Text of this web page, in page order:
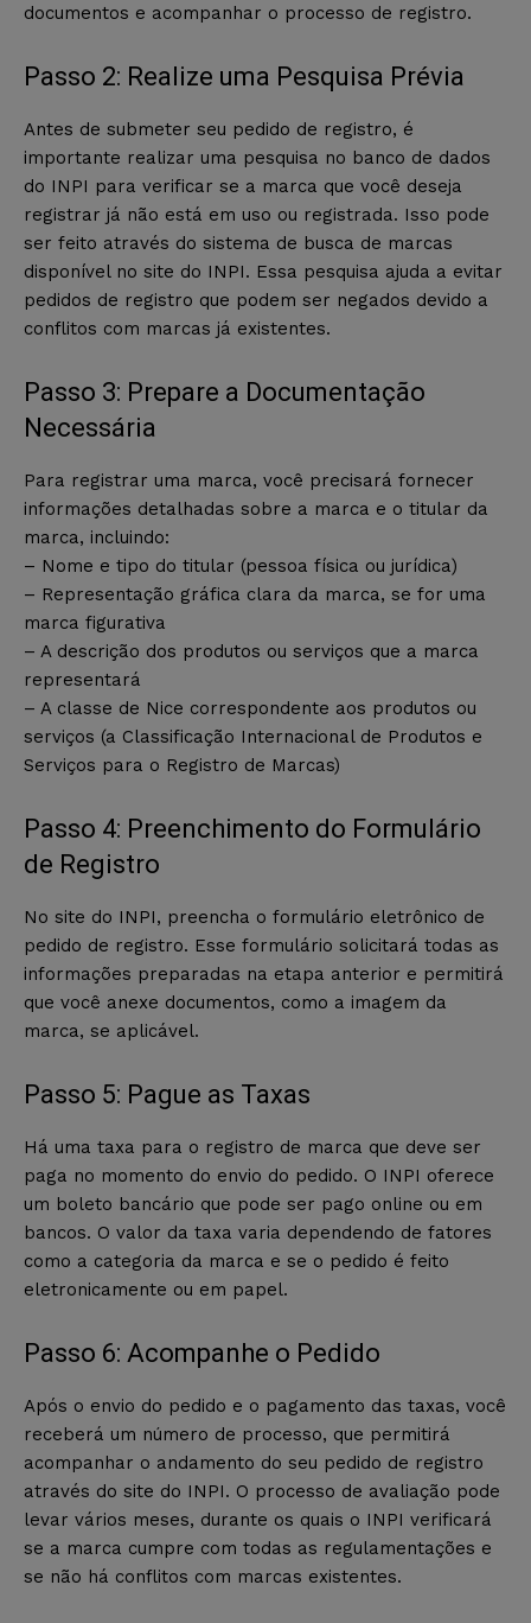
documentos e acompanhar o processo de registro.
Passo 2: Realize uma Pesquisa Prévia
Antes de submeter seu pedido de registro, é
importante realizar uma pesquisa no banco de dados
do INPI para verificar se a marca que você deseja
registrar já não está em uso ou registrada. Isso pode
ser feito através do sistema de busca de marcas
disponível no site do INPI. Essa pesquisa ajuda a evitar
pedidos de registro que podem ser negados devido a
conflitos com marcas já existentes.
Passo 3: Prepare a Documentação
Necessária
Para registrar uma marca, você precisará fornecer
informações detalhadas sobre a marca e o titular da
marca, incluindo:
– Nome e tipo do titular (pessoa física ou jurídica)
– Representação gráfica clara da marca, se for uma
marca figurativa
– A descrição dos produtos ou serviços que a marca
representará
– A classe de Nice correspondente aos produtos ou
serviços (a Classificação Internacional de Produtos e
Serviços para o Registro de Marcas)
Passo 4: Preenchimento do Formulário
de Registro
No site do INPI, preencha o formulário eletrônico de
pedido de registro. Esse formulário solicitará todas as
informações preparadas na etapa anterior e permitirá
que você anexe documentos, como a imagem da
marca, se aplicável.
Passo 5: Pague as Taxas
Há uma taxa para o registro de marca que deve ser
paga no momento do envio do pedido. O INPI oferece
um boleto bancário que pode ser pago online ou em
bancos. O valor da taxa varia dependendo de fatores
como a categoria da marca e se o pedido é feito
eletronicamente ou em papel.
Passo 6: Acompanhe o Pedido
Após o envio do pedido e o pagamento das taxas, você
receberá um número de processo, que permitirá
acompanhar o andamento do seu pedido de registro
através do site do INPI. O processo de avaliação pode
levar vários meses, durante os quais o INPI verificará
se a marca cumpre com todas as regulamentações e
se não há conflitos com marcas existentes.